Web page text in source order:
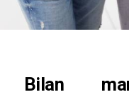
Bilan